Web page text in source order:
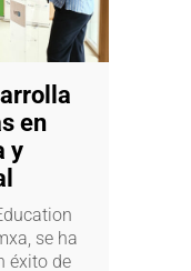
en
y
se ha
éxito de